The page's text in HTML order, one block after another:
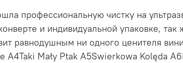
профессиональную чистку на
и индивидуальной упаковке, так
равнодушным ни одного ценителя
Mały Ptak A5Swierkowa Kolęda